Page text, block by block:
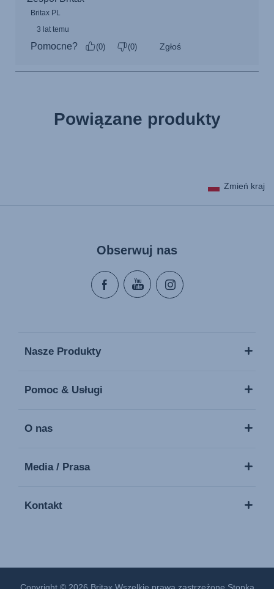
Powiązane produkty
Zmień kraj
Obserwuj nas
Nasze Produkty
Pomoc & Usługi
O nas
Media / Prasa
Kontakt